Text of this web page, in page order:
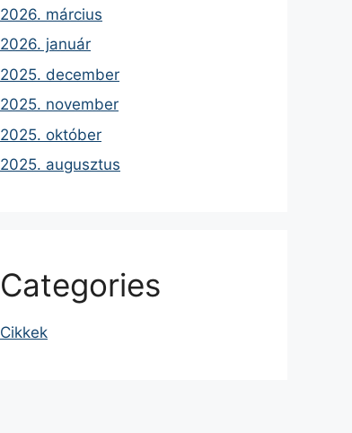
2026. március
2026. január
2025. december
2025. november
2025. október
2025. augusztus
Categories
Cikkek